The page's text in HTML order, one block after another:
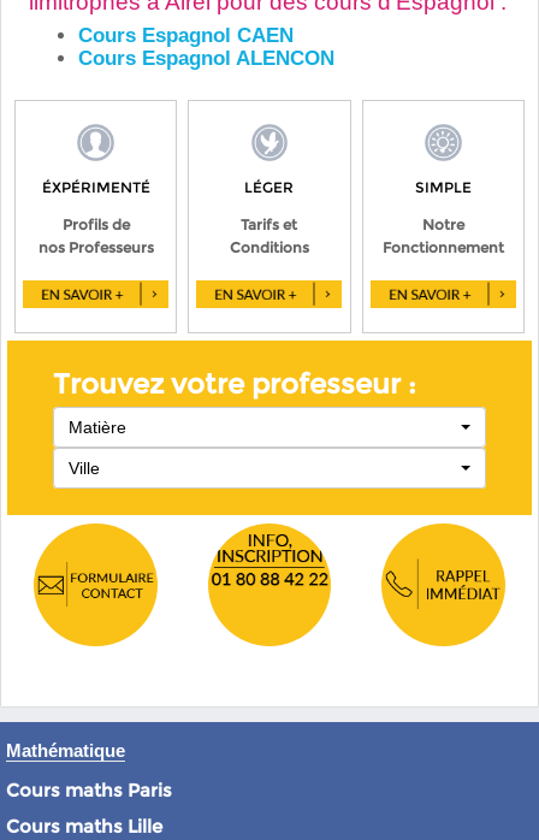
Cours Espagnol CAEN
Cours Espagnol ALENCON
ÉXPÉRIMENTÉ
Profils de
nos Professeurs
LÉGER
Tarifs et
Conditions
SIMPLE
Notre
Fonctionnement
Trouvez votre professeur :
Matière
Ville
Mathématique
Cours maths Paris
Cours maths Lille